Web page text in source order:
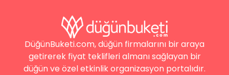
DüğünBuketi.com, düğün firmalarını bir araya
getirerek fiyat teklifleri almanı sağlayan bir
düğün ve özel etkinlik organizasyon portalıdır.